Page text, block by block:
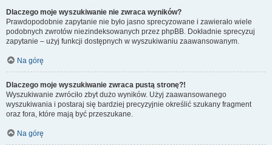
Dlaczego moje wyszukiwanie nie zwraca wyników?
Prawdopodobnie zapytanie nie było jasno sprecyzowane i zawierało wiele
podobnych zwrotów niezindeksowanych przez phpBB. Dokładnie sprecyzuj
zapytanie – użyj funkcji dostępnych w wyszukiwaniu zaawansowanym.
Na górę
Dlaczego moje wyszukiwanie zwraca pustą stronę?!
Wyszukiwanie zwróciło zbyt dużo wyników. Użyj zaawansowanego
wyszukiwania i postaraj się bardziej precyzyjnie określić szukany fragment
oraz fora, które mają być przeszukane.
Na górę